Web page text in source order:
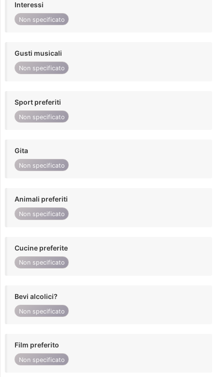
Interessi
Non specificato
Gusti musicali
Non specificato
Sport preferiti
Non specificato
Gita
Non specificato
Animali preferiti
Non specificato
Cucine preferite
Non specificato
Bevi alcolici?
Non specificato
Film preferito
Non specificato